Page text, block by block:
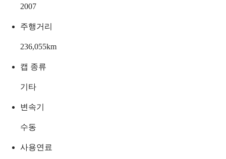
2007
주행거리
236,055km
캡 종류
기타
변속기
수동
사용연료